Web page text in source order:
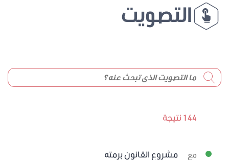
التصويت
144 نتيجة
مع مشروع القانون برمته